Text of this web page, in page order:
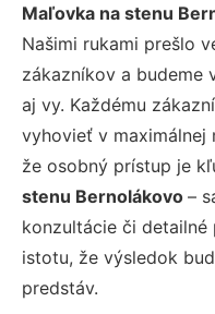
Maľovka na stenu
Našimi rukami prešlo
zákazníkov a budeme
aj vy. Každému
vyhovieť v maximálnej
že osobný prístup je
stenu Bernolákovo –
konzultácie či detailné
istotu, že výsledok
predstáv.